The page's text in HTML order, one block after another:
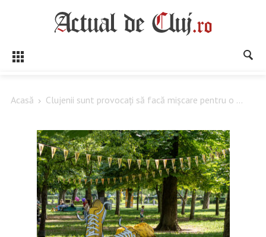
Acasă Clujenii sunt provocați să facă mișcare pentru o ...